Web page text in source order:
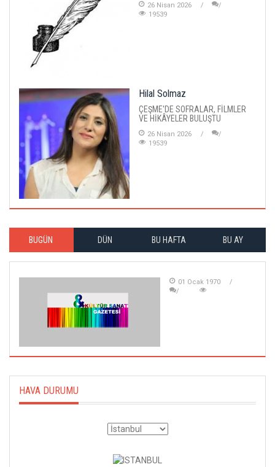
26 Nisan 2026
19539
Hilal Solmaz
ÇEŞME'DE SOFRALAR, FİLMLER
VE HİKÂYELER BULUŞTU
26 Nisan 2026
19539
BUGÜN DÜN BU HAFTA BU AY
01 Ocak 1970
HAVA DURUMU